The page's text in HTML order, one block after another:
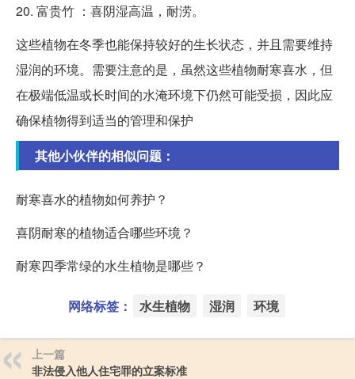
20. 富贵竹 ：喜阴湿高温，耐涝。
这些植物在冬季也能保持较好的生长状态，并且需要维持
湿润的环境。需要注意的是，虽然这些植物耐寒喜水，但
在极端低温或长时间的水淹环境下仍然可能受损，因此应
确保植物得到适当的管理和保护
其他小伙伴的相似问题：
耐寒喜水的植物如何养护？
喜阴耐寒的植物适合哪些环境？
耐寒四季常绿的水生植物是哪些？
网络标签： 水生植物 湿润 环境
上一篇
非法侵入他人住宅罪的立案标准